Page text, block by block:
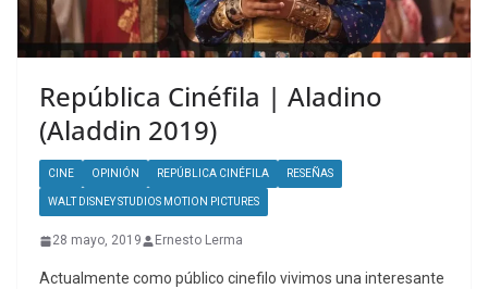
República Cinéfila | Aladino
(Aladdin 2019)
CINE OPINIÓN REPÚBLICA CINÉFILA RESEÑAS
WALT DISNEY STUDIOS MOTION PICTURES
28 mayo, 2019 Ernesto Lerma
Actualmente como público cinefilo vivimos una interesante